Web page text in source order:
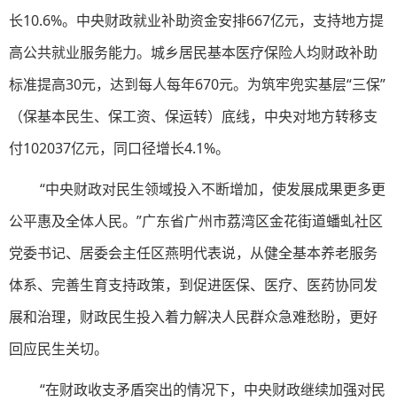
长10.6%。中央财政就业补助资金安排667亿元，支持地方提
高公共就业服务能力。城乡居民基本医疗保险人均财政补助
标准提高30元，达到每人每年670元。为筑牢兜实基层“三保”
（保基本民生、保工资、保运转）底线，中央对地方转移支
付102037亿元，同口径增长4.1%。
“中央财政对民生领域投入不断增加，使发展成果更多更
公平惠及全体人民。”广东省广州市荔湾区金花街道蟠虬社区
党委书记、居委会主任区燕明代表说，从健全基本养老服务
体系、完善生育支持政策，到促进医保、医疗、医药协同发
展和治理，财政民生投入着力解决人民群众急难愁盼，更好
回应民生关切。
“在财政收支矛盾突出的情况下，中央财政继续加强对民